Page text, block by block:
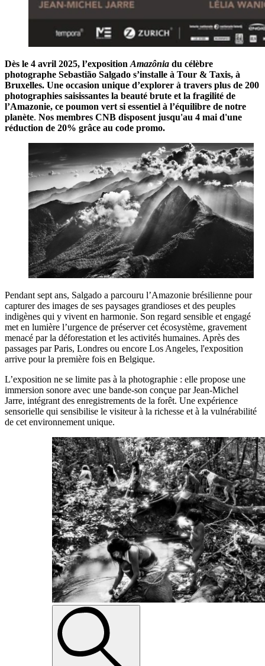
Dès le 4 avril 2025, l’exposition Amazônia du célèbre
photographe Sebastião Salgado s’installe à Tour & Taxis, à
Bruxelles. Une occasion unique d’explorer à travers plus de 200
photographies saisissantes la beauté brute et la fragilité de
l’Amazonie, ce poumon vert si essentiel à l’équilibre de notre
planète. Nos membres CNB disposent jusqu'au 4 mai d'une
réduction de 20% grâce au code promo.
Pendant sept ans, Salgado a parcouru l’Amazonie brésilienne pour
capturer des images de ses paysages grandioses et des peuples
indigènes qui y vivent en harmonie. Son regard sensible et engagé
met en lumière l’urgence de préserver cet écosystème, gravement
menacé par la déforestation et les activités humaines. Après des
passages par Paris, Londres ou encore Los Angeles, l'exposition
arrive pour la première fois en Belgique.
L’exposition ne se limite pas à la photographie : elle propose une
immersion sonore avec une bande-son conçue par Jean-Michel
Jarre, intégrant des enregistrements de la forêt. Une expérience
sensorielle qui sensibilise le visiteur à la richesse et à la vulnérabilité
de cet environnement unique.